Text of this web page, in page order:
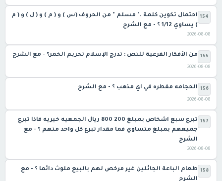
154 احتمال تكوين كلمة ." مسلم " من الحروف (س ) و ( م ) و ( ل ) و ( م
) يساوي 1/12 ؟ - مع الشرح
2026-08-08
155 من الأفكار الفرعية للنص : تدرج الإسلام تحريم الخمر؟ - مع الشرح
2026-08-08
156 الحجامه مفطره في اي مذهب ؟ - مع الشرح
2026-08-08
157
تبرع سبع اشخاص بمبلغ 200 800 ريال الجمعيه خيريه فاذا تبرع
جميعهم بمبلغ متساوي فما مقدار تبرع كل واحد منهم ؟ - مع
الشرح
2026-08-08
158 طعام الباعة الجائلين غير مرخص لهم بالبيع ملوث دائما ؟ - مع
الشرح